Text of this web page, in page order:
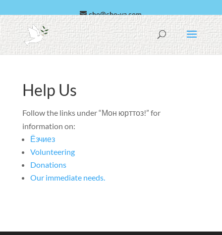
cho@cho-va.com
العربية
Эспаньол
Help Us
Follow the links under“Мон юрттоз!” for
information on:
Ёзчиез
Volunteering
Donations
Our immediate needs.